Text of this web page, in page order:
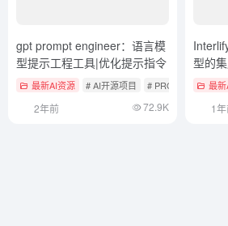
gpt prompt engineer：语言模
型提示工程工具|优化提示指令
最新AI资源 # AI开源项目 # PROMPTS辅助工
2年前 72.9K
型的
最
1